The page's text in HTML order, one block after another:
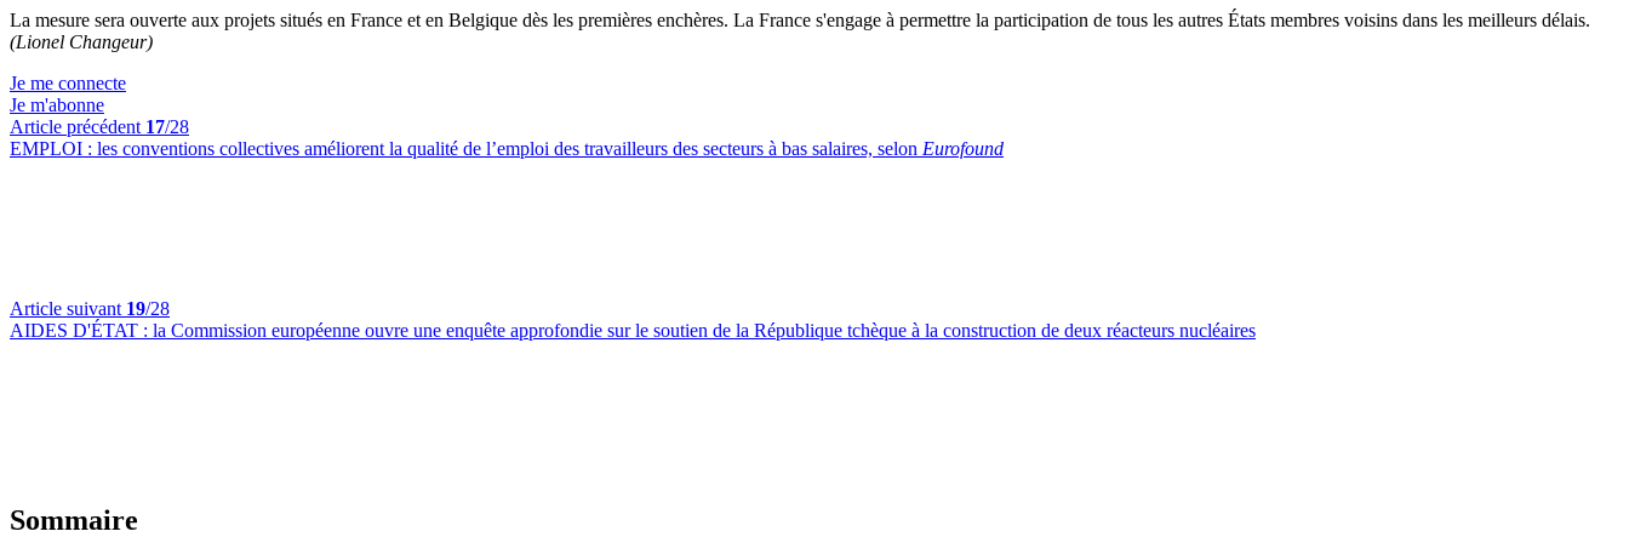
La mesure sera ouverte aux projets situés en France et en Belgique dès les premières enchères. La France s'engage à permettre la participation de tous les autres États membres voisins dans les meilleurs délais.
(Lionel Changeur)
Je me connecte
Je m'abonne
Article précédent 17/28
EMPLOI : les conventions collectives améliorent la qualité de l’emploi des travailleurs des secteurs à bas salaires, selon Eurofound
Article suivant 19/28
AIDES D'ÉTAT : la Commission européenne ouvre une enquête approfondie sur le soutien de la République tchèque à la construction de deux réacteurs nucléaires
Sommaire